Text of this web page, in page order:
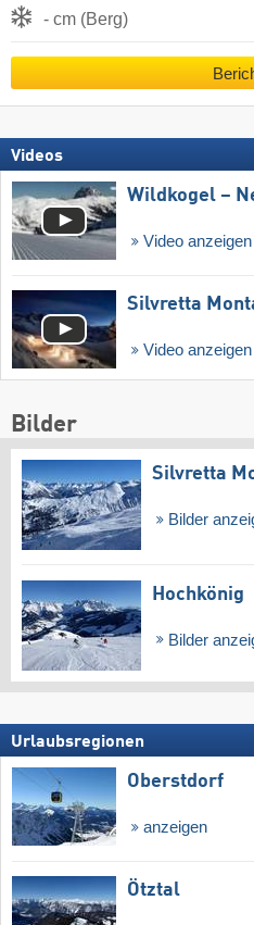
- cm (Berg)
Videos
Wildkogel –
Video anzeigen
Silvretta
Video anzeigen
Bilder
Silvretta
Bilder
Hochkönig
Bilder
Urlaubsregionen
Oberstdorf
anzeigen
Ötztal